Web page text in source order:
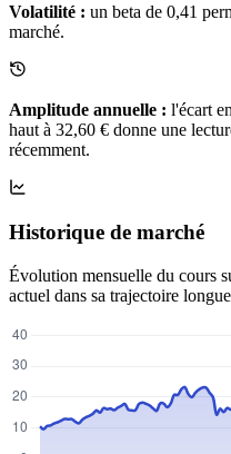
Volatilité : un beta de 0,41
marché.
Amplitude annuelle : l'écart
haut à 32,60 € donne une
récemment.
Historique de marché
Évolution mensuelle du cours
actuel dans sa trajectoire